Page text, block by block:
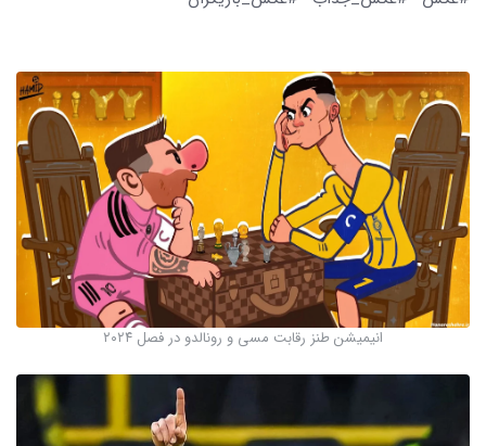
انیمیشن طنز رقابت مسی و رونالدو در فصل ۲۰۲۴